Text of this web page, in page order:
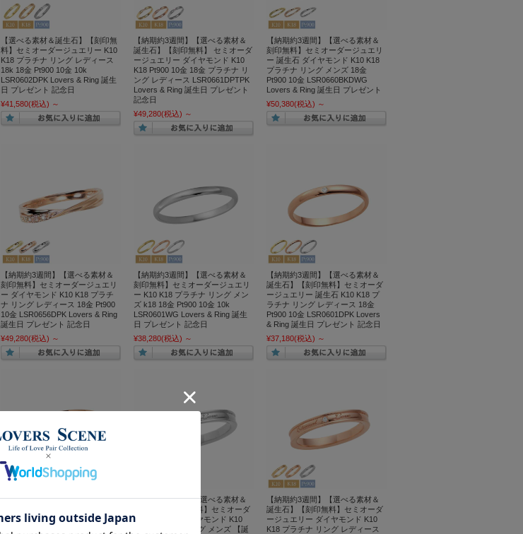
【選べる素材＆誕生石】【刻印無
料】セミオーダージュエリー K10
K18 プラチナ リング レディース
18k 18金 Pt900 10金 10k
LSR0602DPK Lovers & Ring 誕生
日 プレゼント 記念日
¥41,580(税込) ～
【納期約3週間】【選べる素材＆
誕生石】【刻印無料】 セミオーダ
ージュエリー ダイヤモンド K10
K18 Pt900 10金 18金 プラチナ リ
ング レディース LSR0661DPTPK
Lovers & Ring 誕生日 プレゼント
記念日
¥49,280(税込) ～
【納期約3週間】【選べる素材＆
刻印無料】セミオーダージュエリ
ー 誕生石 ダイヤモンド K10 K18
プラチナ リング メンズ 18金
Pt900 10金 LSR0660BKDWG
Lovers & Ring 誕生日 プレゼント
¥50,380(税込) ～
【納期約3週間】【選べる素材＆
刻印無料】セミオーダージュエリ
ー ダイヤモンド K10 K18 プラチ
ナ リング レディース 18金 Pt900
10金 LSR0656DPK Lovers & Ring
誕生日 プレゼント 記念日
¥49,280(税込) ～
【納期約3週間】【選べる素材＆
刻印無料】セミオーダージュエリ
ー K10 K18 プラチナ リング メン
ズ k18 18金 Pt900 10金 10k
LSR0601WG Lovers & Ring 誕生
日 プレゼント 記念日
¥38,280(税込) ～
【納期約3週間】【選べる素材＆
誕生石】【刻印無料】セミオーダ
ージュエリー 誕生石 K10 K18 プ
ラチナ リング レディース 18金
Pt900 10金 LSR0601DPK Lovers
& Ring 誕生日 プレゼント 記念日
¥37,180(税込) ～
【納期約3週間】【選べる素材＆
ー K10 K18 プラチナ リング レデ
【納期約3週間】【選べる素材＆
誕生石】【刻印無料】セミオーダ
ージュエリーダイヤモンド K10
K18 プラチナ リング メンズ 【誕
【納期約3週間】【選べる素材＆
誕生石】【刻印無料】セミオーダ
ージュエリー ダイヤモンド K10
K18 プラチナ リング レディース